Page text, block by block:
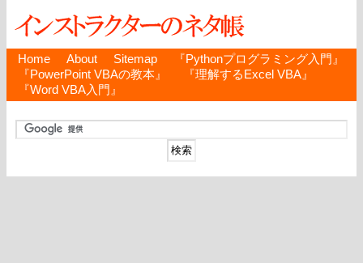
Home About Sitemap
『Pythonプログラミング入門』
『PowerPoint VBAの教本』
『理解するExcel VBA』
『Word VBA入門』